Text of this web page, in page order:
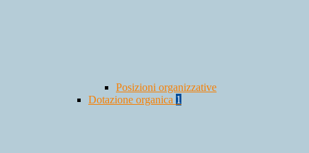
Posizioni organizzative
Dotazione organica 1